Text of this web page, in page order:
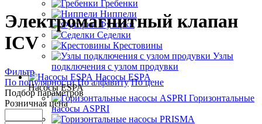
Гребенки
Ниппели
Футорки
Седелки
Крестовины
Узлы
подключения с узлом продувки
Насосы ESPA
Насосы ESPA
Горизонтальные
насосы ASPRI
Электромагнитный клапан
ICV
Фильтр
По популярности По алфавиту По цене
Подбор параметров
Розничная цена